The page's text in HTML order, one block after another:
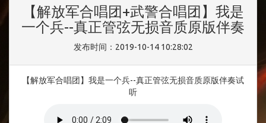
【解放军合唱团+武警合唱团】我是
一个兵--真正管弦无损音质原版伴奏
发布时间：2019-10-14 10:28:02
【解放军合唱团】我是一个兵--真正管弦无损音质原版伴奏试
听